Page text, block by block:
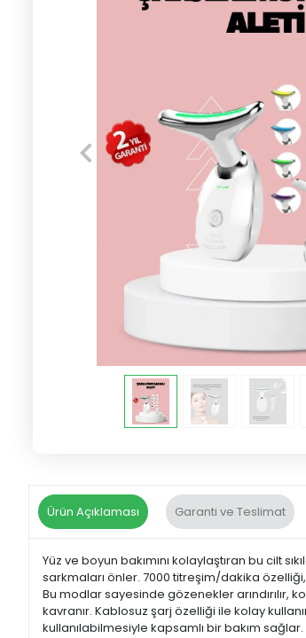
Ürün Açıklaması Garanti ve Teslimat
Yüz ve boyun bakımını kolaylaştıran bu cilt
sarkmaları önler. 7000 titreşim/dakika özelliği,
Bu modlar sayesinde gözenekler arındırılır,
kavranır. Kablosuz şarj özelliği ile kolay
kullanılabilmesiyle kapsamlı bir bakım